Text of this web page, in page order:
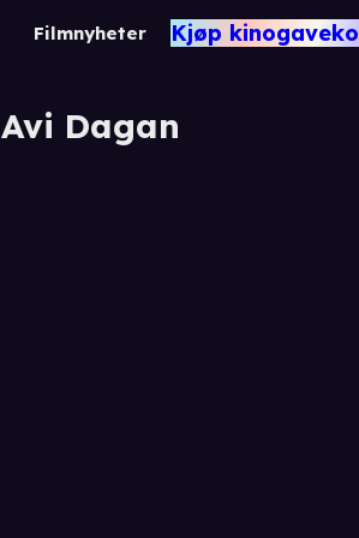
Filmnyheter Kjøp
Avi Dagan